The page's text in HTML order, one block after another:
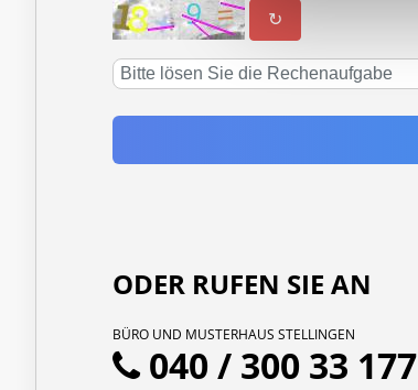
↻
ODER RUFEN SIE AN
BÜRO UND MUSTERHAUS STELLINGEN
040 / 300 33 177